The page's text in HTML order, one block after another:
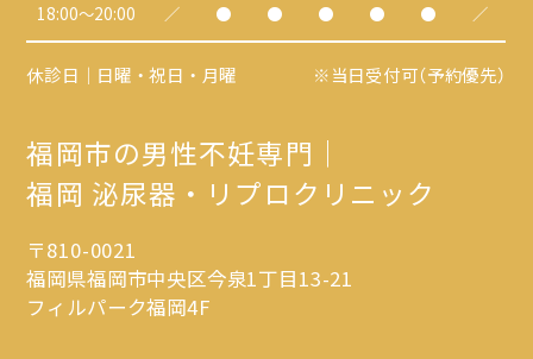
18:00～20:00 ／ ● ● ● ● ● ／
休診日｜日曜・祝日・月曜 ※当日受付可（予約優先）
福岡市の男性不妊専門｜
福岡 泌尿器・リプロクリニック
〒810-0021
福岡県福岡市中央区今泉1丁目13-21
フィルパーク福岡4F